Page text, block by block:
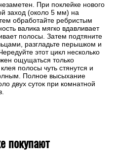
При поклейке нового
заход (около 5 мм) на
обработайте ребристым
валика мягко вдавливает
полосы. Затем подтяните
разгладьте перышком и
этот цикл несколько
ощущаться только
полосы чуть стянутся и
Полное высыхание
двух суток при комнатной
покупают